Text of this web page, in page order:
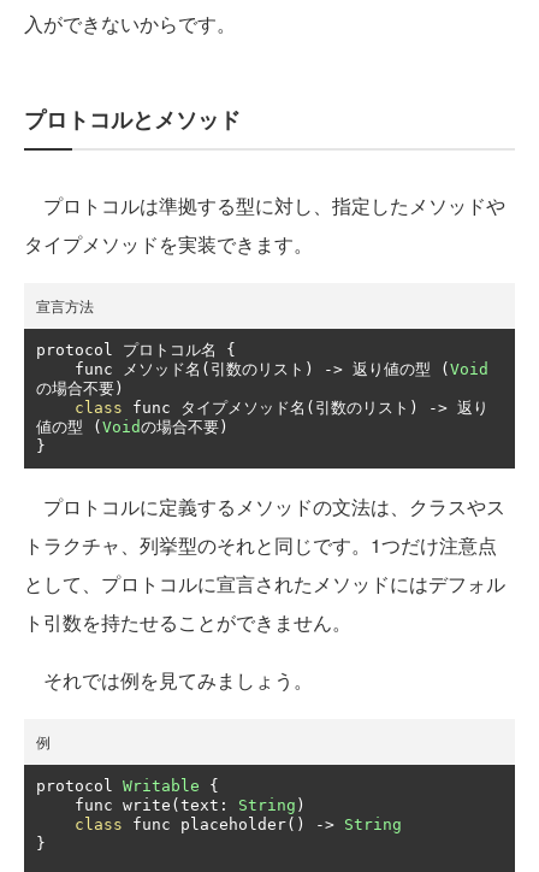
入ができないからです。
プロトコルとメソッド
プロトコルは準拠する型に対し、指定したメソッドや
タイプメソッドを実装できます。
宣言方法
protocol プロトコル名
{
    func
メソッド名(引数のリスト) -> 返り値の型 ( Void
の場合不要)
class func タイプメソッド名(引数のリスト) -> 返り
値の型
( Voidの場合不要)
}
プロトコルに定義するメソッドの文法は、クラスやス
トラクチャ、列挙型のそれと同じです。1つだけ注意点
として、プロトコルに宣言されたメソッドにはデフォル
ト引数を持たせることができません。
それでは例を見てみましょう。
例
protocol Writable
{
    func write
( text : String )
class func placeholder() -> String
}